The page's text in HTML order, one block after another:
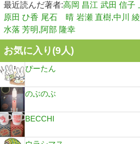
最近読んだ著者:高岡 昌江 武田 信子
原田 ひ香 尾石 晴 岩瀬 直樹,中川 綾
水落 芳明,阿部 隆幸
お気に入り(9人)
ぴーたん
のぶのぶ
BECCHI